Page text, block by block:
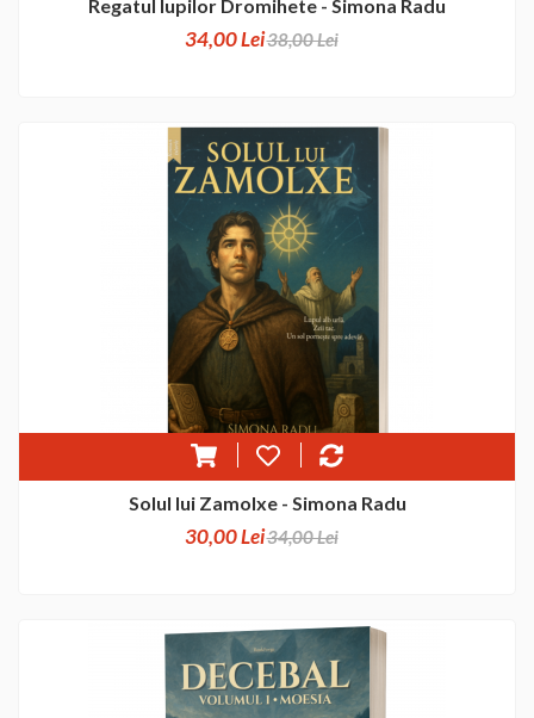
Regatul lupilor Dromihete - Simona Radu
34,00 Lei38,00 Lei
Solul lui Zamolxe - Simona Radu
30,00 Lei34,00 Lei